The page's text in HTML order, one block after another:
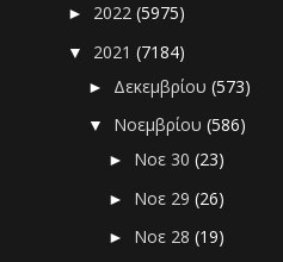
► 2022(5975)
▼ 2021(7184)
► Δεκεμβρίου(573)
▼ Νοεμβρίου(586)
► Νοε 30(23)
► Νοε 29(26)
► Νοε 28(19)